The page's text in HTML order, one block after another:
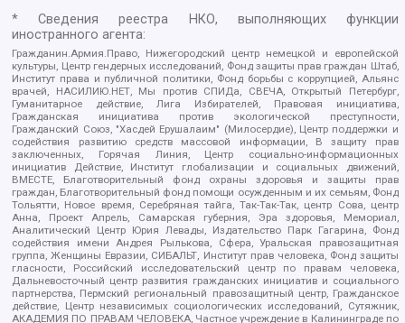
* Сведения реестра НКО, выполняющих функции
иностранного агента:
Гражданин.Армия.Право, Нижегородский центр немецкой и европейской
культуры, Центр гендерных исследований, Фонд защиты прав граждан Штаб,
Институт права и публичной политики, Фонд борьбы с коррупцией, Альянс
врачей, НАСИЛИЮ.НЕТ, Мы против СПИДа, СВЕЧА, Открытый Петербург,
Гуманитарное действие, Лига Избирателей, Правовая инициатива,
Гражданская инициатива против экологической преступности,
Гражданский Союз, "Хасдей Ерушалаим" (Милосердие), Центр поддержки и
содействия развитию средств массовой информации, В защиту прав
заключенных, Горячая Линия, Центр социально-информационных
инициатив Действие, Институт глобализации и социальных движений,
ВМЕСТЕ, Благотворительный фонд охраны здоровья и защиты прав
граждан, Благотворительный фонд помощи осужденным и их семьям, Фонд
Тольятти, Новое время, Серебряная тайга, Так-Так-Так, центр Сова, центр
Анна, Проект Апрель, Самарская губерния, Эра здоровья, Мемориал,
Аналитический Центр Юрия Левады, Издательство Парк Гагарина, Фонд
содействия имени Андрея Рылькова, Сфера, Уральская правозащитная
группа, Женщины Евразии, СИБАЛЬТ, Институт прав человека, Фонд защиты
гласности, Российский исследовательский центр по правам человека,
Дальневосточный центр развития гражданских инициатив и социального
партнерства, Пермский региональный правозащитный центр, Гражданское
действие, Центр независимых социологических исследований, Сутяжник,
АКАДЕМИЯ ПО ПРАВАМ ЧЕЛОВЕКА, Частное учреждение в Калининграде по